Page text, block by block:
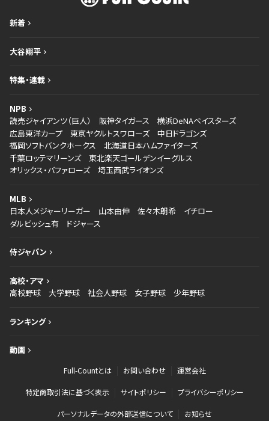
新着
大谷翔平
特集・連載
NPB
読売ジャイアンツ（巨人）
阪神タイガース
横浜DeNAベイスターズ
広島東洋カープ
東京ヤクルトスワローズ
中日ドラゴンズ
福岡ソフトバンクホークス
北海道日本ハムファイターズ
千葉ロッテマリーンズ
東北楽天ゴールデンイーグルス
オリックス・バファローズ
埼玉西武ライオンズ
MLB
日本人メジャーリーガー
山本由伸 佐々木朗希
イチロー
ダルビッシュ有
ドジャース
侍ジャパン
高校・アマ
高校野球
大学野球 社会人野球 女子野球 少年野球
ランキング
動画
Full-Countとは お問い合わせ 運営会社
特定商取引法に基づく表示 サイトポリシー プライバシーポリシー
パーソナルデータの外部送信について お知らせ